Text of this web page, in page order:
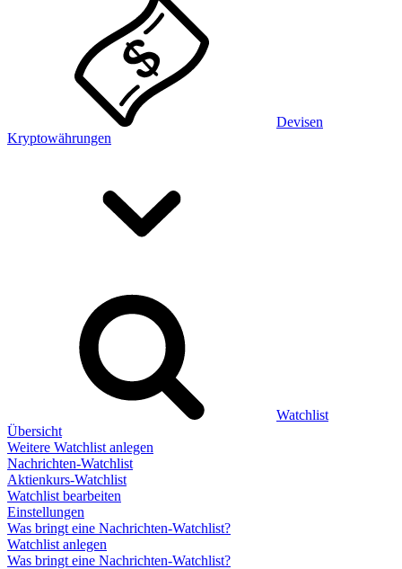
Devisen
Kryptowährungen
Watchlist
Übersicht
Weitere Watchlist anlegen
Nachrichten-Watchlist
Aktienkurs-Watchlist
Watchlist bearbeiten
Einstellungen
Was bringt eine Nachrichten-Watchlist?
Watchlist anlegen
Was bringt eine Nachrichten-Watchlist?